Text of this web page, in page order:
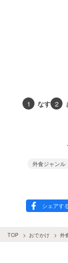
1 なす 2
外食ジャンル
TOP おでかけ 外